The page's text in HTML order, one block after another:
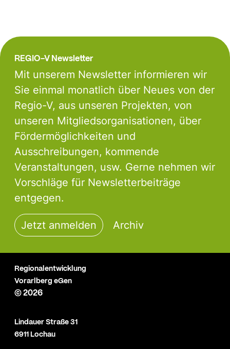
REGIO-V Newsletter
Mit unserem Newsletter informieren wir
Sie einmal monatlich über Neues von der
Regio-V, aus unseren Projekten, von
unseren Mitgliedsorganisationen, über
Fördermöglichkeiten und
Ausschreibungen, kommende
Veranstaltungen, usw. Gerne nehmen wir
Vorschläge für Newsletterbeiträge
entgegen.
Jetzt anmelden Archiv
Regionalentwicklung
Vorarlberg eGen
© 2026
Lindauer Straße 31
6911 Lochau